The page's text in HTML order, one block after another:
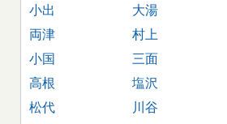
小出
大湯
両津
村上
小国
三面
高根
塩沢
松代
川谷